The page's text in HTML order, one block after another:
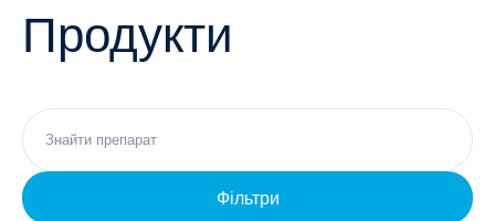
Неврологія
Фармаконагляд
Кар'єра
Продукти
Фільтри